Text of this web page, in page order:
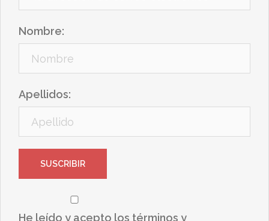
Nombre:
Apellidos:
He leído y acepto los términos y